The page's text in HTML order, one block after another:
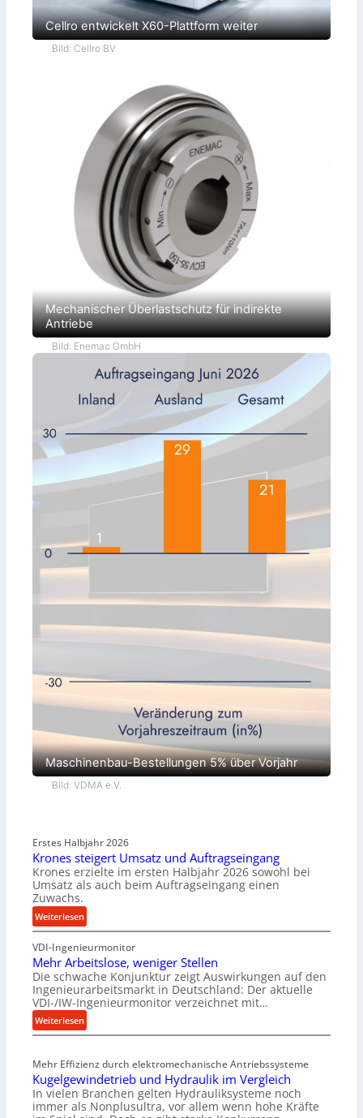
Cellro entwickelt X60-Plattform weiter
Bild: Cellro BV
Mechanischer Überlastschutz für indirekte
Antriebe
Bild: Enemac GmbH
Maschinenbau-Bestellungen 5% über Vorjahr
Bild: VDMA e.V.
Erstes Halbjahr 2026
Krones steigert Umsatz und Auftragseingang
Krones erzielte im ersten Halbjahr 2026 sowohl bei
Umsatz als auch beim Auftragseingang einen
Zuwachs.
Weiterlesen:
K
r
o
n
e
s
s
t
i
g
e
VDI-Ingenieurmonitor
Mehr Arbeitslose, weniger Stellen
Die schwache Konjunktur zeigt Auswirkungen auf den
Ingenieurarbeitsmarkt in Deutschland: Der aktuelle
VDI-/IW-Ingenieurmonitor verzeichnet mit…
Weiterlesen:
M
h
r
A
r
Mehr Effizienz durch elektromechanische Antriebssysteme
Kugelgewindetrieb und Hydraulik im Vergleich
In vielen Branchen gelten Hydrauliksysteme noch
immer als Nonplusultra, vor allem wenn hohe Kräfte